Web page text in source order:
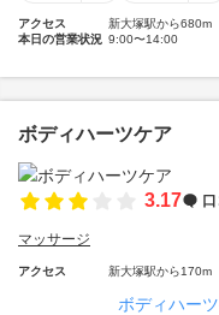
アクセス
新大塚駅から680m
本日の営業状況 9:00〜14:00
ボディハーツケア
3.17 口
マッサージ
アクセス 新大塚駅から170m
ボディハー